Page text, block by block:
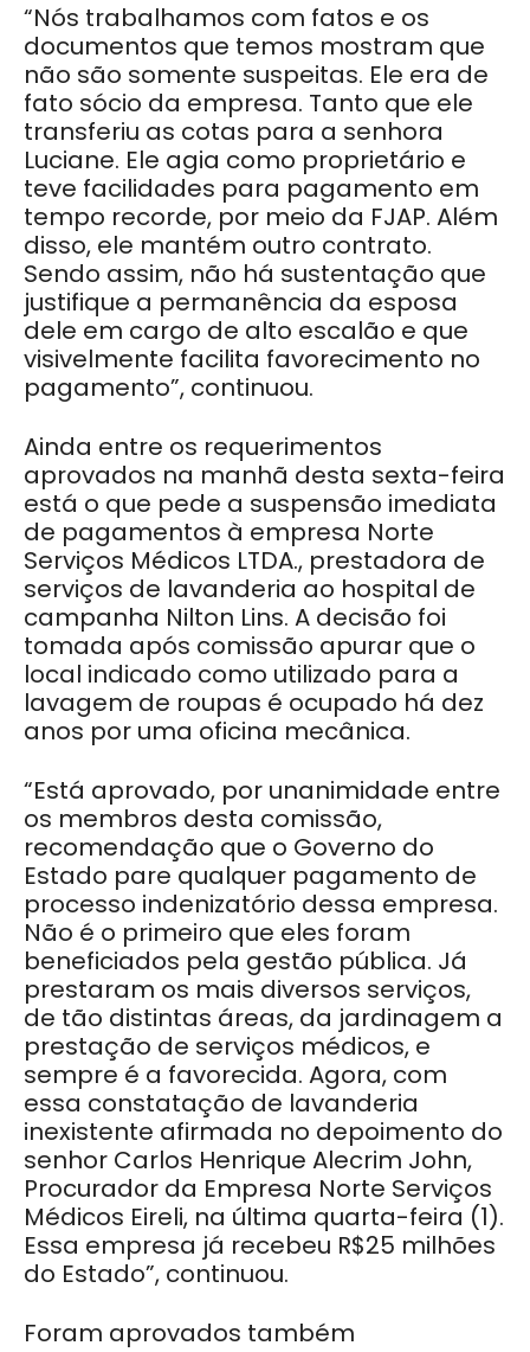
“Nós trabalhamos com fatos e os
documentos que temos mostram que
não são somente suspeitas. Ele era de
fato sócio da empresa. Tanto que ele
transferiu as cotas para a senhora
Luciane. Ele agia como proprietário e
teve facilidades para pagamento em
tempo recorde, por meio da FJAP. Além
disso, ele mantém outro contrato.
Sendo assim, não há sustentação que
justifique a permanência da esposa
dele em cargo de alto escalão e que
visivelmente facilita favorecimento no
pagamento”, continuou.
Ainda entre os requerimentos
aprovados na manhã desta sexta-feira
está o que pede a suspensão imediata
de pagamentos à empresa Norte
Serviços Médicos LTDA., prestadora de
serviços de lavanderia ao hospital de
campanha Nilton Lins. A decisão foi
tomada após comissão apurar que o
local indicado como utilizado para a
lavagem de roupas é ocupado há dez
anos por uma oficina mecânica.
“Está aprovado, por unanimidade entre
os membros desta comissão,
recomendação que o Governo do
Estado pare qualquer pagamento de
processo indenizatório dessa empresa.
Não é o primeiro que eles foram
beneficiados pela gestão pública. Já
prestaram os mais diversos serviços,
de tão distintas áreas, da jardinagem a
prestação de serviços médicos, e
sempre é a favorecida. Agora, com
essa constatação de lavanderia
inexistente afirmada no depoimento do
senhor Carlos Henrique Alecrim John,
Procurador da Empresa Norte Serviços
Médicos Eireli, na última quarta-feira (1).
Essa empresa já recebeu R$25 milhões
do Estado”, continuou.
Foram aprovados também